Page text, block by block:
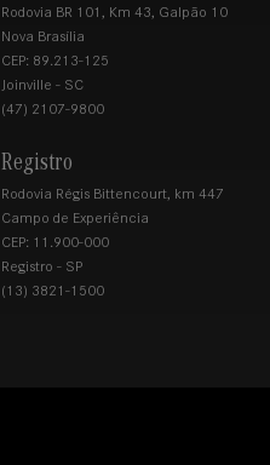
Rodovia BR 101, Km 43, Galpão 10
Nova Brasília
CEP: 89.213-125
Joinville - SC
(47) 2107-9800
Registro
Rodovia Régis Bittencourt, km 447
Campo de Experiência
CEP: 11.900-000
Registro - SP
(13) 3821-1500